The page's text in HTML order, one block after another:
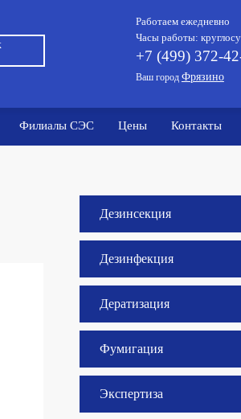
Работаем ежедневно
Часы работы:
+7 (499) 372-
Ваш город Фрязино
Филиалы СЭС Цены Контакты
Дезинсекция
Дезинфекция
Дератизация
Фумигация
Экспертиза